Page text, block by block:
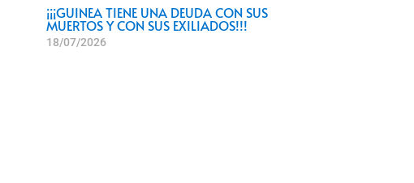
¡¡¡GUINEA TIENE UNA DEUDA CON SUS
MUERTOS Y CON SUS EXILIADOS!!!
18/07/2026